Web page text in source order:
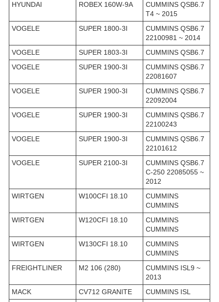
HYUNDAI
ROBEX 160W-9A
CUMMINS QSB6.7
T4 ~ 2015
VOGELE
SUPER 1800-3I
CUMMINS QSB6.7
22100981 ~ 2014
VOGELE
SUPER 1803-3I
CUMMINS QSB6.7
VOGELE
SUPER 1900-3I
CUMMINS QSB6.7
22081607
VOGELE
SUPER 1900-3I
CUMMINS QSB6.7
22092004
VOGELE
SUPER 1900-3I
CUMMINS QSB6.7
22100243
VOGELE
SUPER 1900-3I
CUMMINS QSB6.7
22101612
VOGELE
SUPER 2100-3I
CUMMINS QSB6.7
C-250 22085055 ~
2012
WIRTGEN
W100CFI 18.10
CUMMINS
CUMMINS
WIRTGEN
W120CFI 18.10
CUMMINS
CUMMINS
WIRTGEN
W130CFI 18.10
CUMMINS
CUMMINS
FREIGHTLINER
M2 106 (280)
CUMMINS ISL9 ~
2013
MACK
CV712 GRANITE
CUMMINS ISL